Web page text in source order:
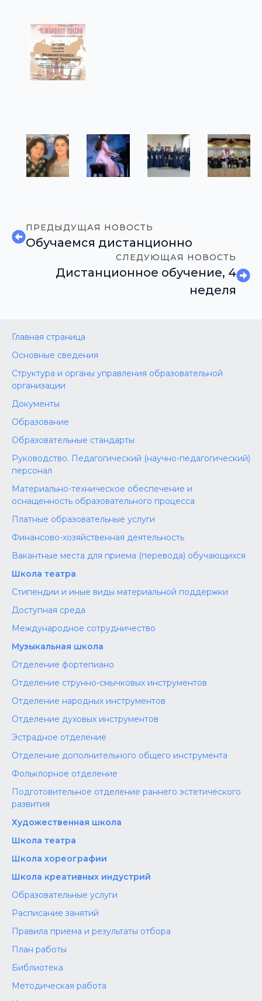
ПРЕДЫДУЩАЯ НОВОСТЬ
Обучаемся дистанционно
СЛЕДУЮЩАЯ НОВОСТЬ
Дистанционное обучение, 4
неделя
Главная страница
Основные сведения
Структура и органы управления образовательной
организации
Документы
Образование
Образовательные стандарты
Руководство. Педагогический (научно-педагогический)
персонал
Материально-техническое обеспечение и
оснащенность образовательного процесса
Платные образовательные услуги
Финансово-хозяйственная деятельность
Вакантные места для приема (перевода) обучающихся
Школа театра
Стипендии и иные виды материальной поддержки
Доступная среда
Международное сотрудничество
Музыкальная школа
Отделение фортепиано
Отделение струнно-смычковых инструментов
Отделение народных инструментов
Отделение духовых инструментов
Эстрадное отделение
Отделение дополнительного общего инструмента
Фольклорное отделение
Подготовительное отделение раннего эстетического
развития
Художественная школа
Школа‌‌‌‌ театра
Школа хореографии
Школа креативных индустрий
Образовательные услуги
Расписание занятий
Правила приема и результаты отбора
План работы
Библиотека
Методическая работа